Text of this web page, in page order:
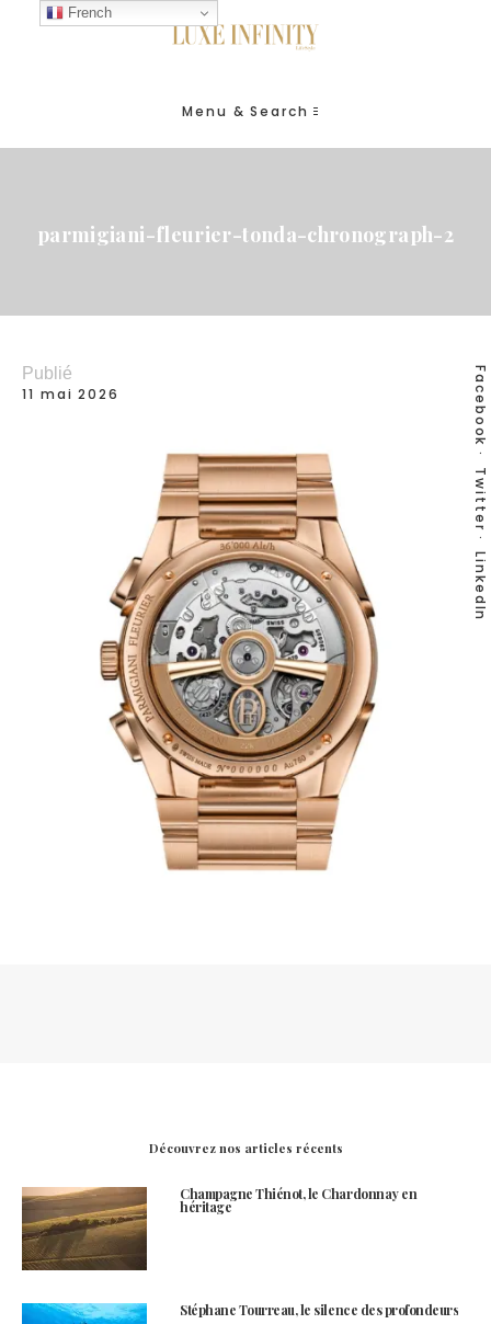
Menu & Search
parmigiani-fleurier-tonda-chronograph-2
Facebook
Twitter
LinkedIn
Publié
11 mai 2026
Découvrez nos articles récents
Champagne Thiénot, le Chardonnay en
héritage
Stéphane Tourreau, le silence des profondeurs
French